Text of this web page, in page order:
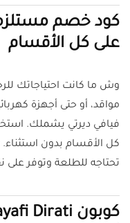
كود خصم
على كل الأقسام
وش ما كانت احتياجاتك
مواقد، أو حتى أجهزة
فيافي ديرتي يشملك.
كل الأقسام بدون
تحتاجه للطلعة وتوفر